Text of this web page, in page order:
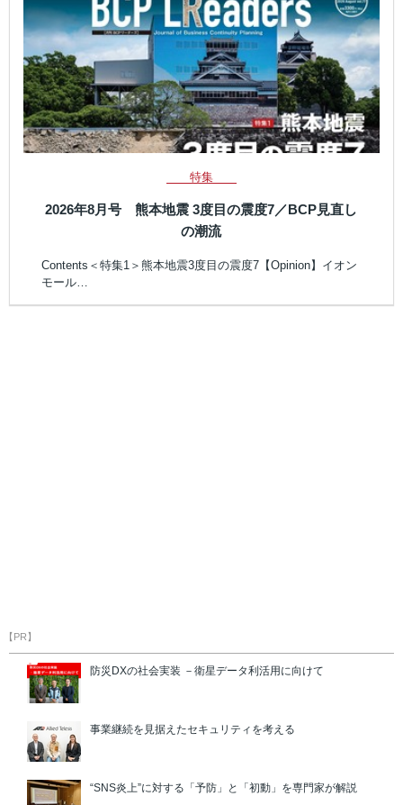
特集
2026年8月号 熊本地震 3度目の震度7／BCP見直し
の潮流
Contents＜特集1＞熊本地震3度目の震度7【Opinion】イオン
モール…
【PR】
防災DXの社会実装 －衛星データ利活用に向けて
事業継続を見据えたセキュリティを考える
“SNS炎上”に対する「予防」と「初動」を専門家が解説